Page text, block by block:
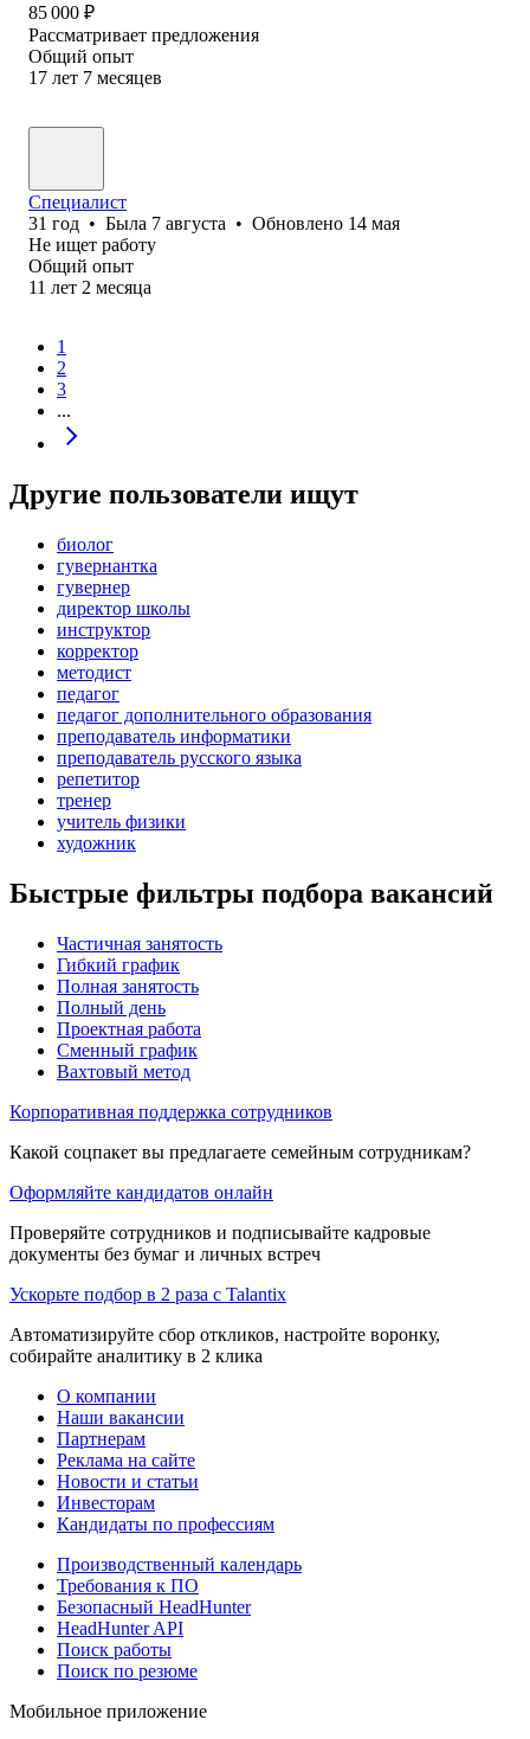
85 000 ₽
Рассматривает предложения
Общий опыт
17 лет 7 месяцев
Специалист
31 год • Была 7 августа • Обновлено 14 мая
Не ищет работу
Общий опыт
11 лет 2 месяца
1
2
3
...
Другие пользователи ищут
биолог
гувернантка
гувернер
директор школы
инструктор
корректор
методист
педагог
педагог дополнительного образования
преподаватель информатики
преподаватель русского языка
репетитор
тренер
учитель физики
художник
Быстрые фильтры подбора вакансий
Частичная занятость
Гибкий график
Полная занятость
Полный день
Проектная работа
Сменный график
Вахтовый метод
Корпоративная поддержка сотрудников
Какой соцпакет вы предлагаете семейным сотрудникам?
Оформляйте кандидатов онлайн
Проверяйте сотрудников и подписывайте кадровые
документы без бумаг и личных встреч
Ускорьте подбор в 2 раза с Talantix
Автоматизируйте сбор откликов, настройте воронку,
собирайте аналитику в 2 клика
О компании
Наши вакансии
Партнерам
Реклама на сайте
Новости и статьи
Инвесторам
Кандидаты по профессиям
Производственный календарь
Требования к ПО
Безопасный HeadHunter
HeadHunter API
Поиск работы
Поиск по резюме
Мобильное приложение